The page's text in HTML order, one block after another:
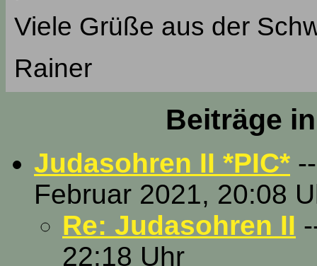
Viele Grüße aus der
Rainer
Beiträge
Judasohren II *PIC*
Februar 2021, 20:08
Re: Judasohren II
22:18 Uhr